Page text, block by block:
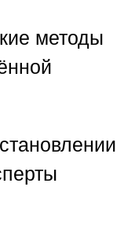
методы